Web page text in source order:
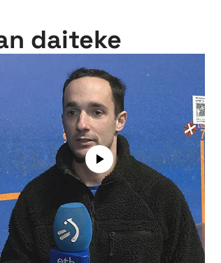
daiteke